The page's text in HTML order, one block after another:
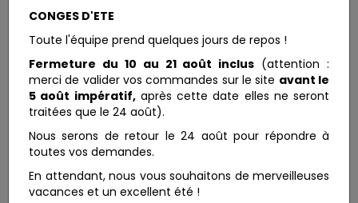
CONGES D'ETE
Toute l'équipe prend quelques jours de repos !
Fermeture du 10 au 21 août inclus (attention :
merci de valider vos commandes sur le site avant le
5 août impératif,après cette date elles ne seront
traitées que le 24 août).
Nous serons de retour le 24 août pour répondre à
toutes vos demandes.
En attendant, nous vous souhaitons de merveilleuses
vacances et un excellent été !